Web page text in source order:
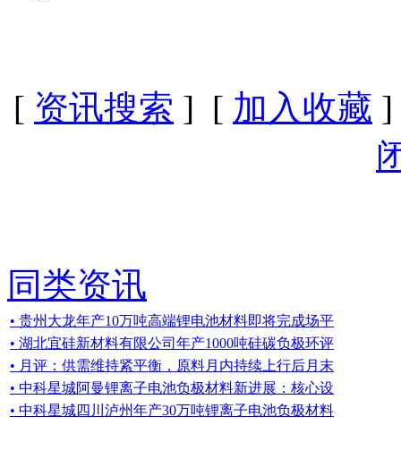
[ 资讯搜索 ] [ 加入收藏
同类资讯
• 贵州大龙年产10万吨高端锂电池材料即将完成场平
• 湖北宜硅新材料有限公司年产1000吨硅碳负极环评
• 月评：供需维持紧平衡，原料月内持续上行后月末
• 中科星城阿曼锂离子电池负极材料新进展：核心设
• 中科星城四川泸州年产30万吨锂离子电池负极材料